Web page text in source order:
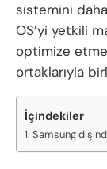
sistemini daha
OS’yi yetkili
optimize
ortaklarıyla
İçindekiler
Samsung